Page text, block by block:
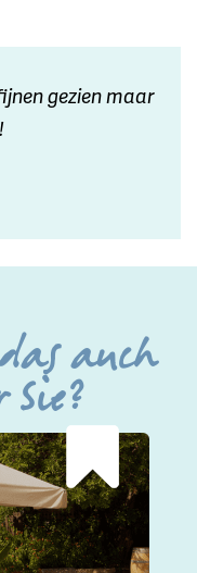
gezien maar
auch